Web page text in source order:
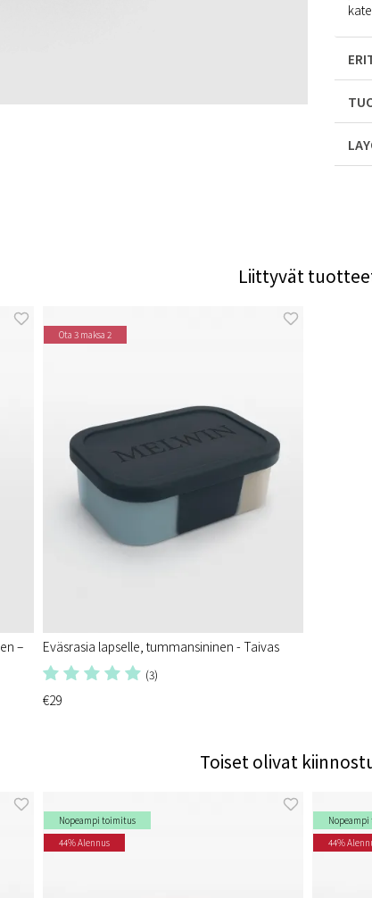
Liittyvät
–
Ota 3 maksa 2
Eväsrasia lapselle, tummansininen - Taivas
(3)
€29
Toiset olivat
Nopeampi toimitus
44% Alennus
44%